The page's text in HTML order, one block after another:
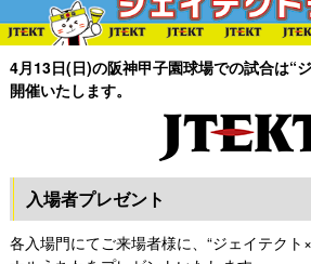
4月13日(日)の阪神甲子園球場での試合は“
開催いたします。
入場者プレゼント
各入場門にてご来場者様に、“ジェイテクト